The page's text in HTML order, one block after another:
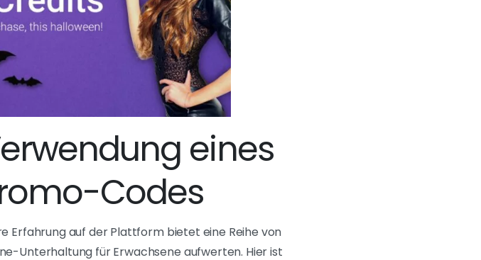
eines
Codes
Erfahrung auf der Plattform bietet eine Reihe von
Unterhaltung für Erwachsene aufwerten. Hier ist